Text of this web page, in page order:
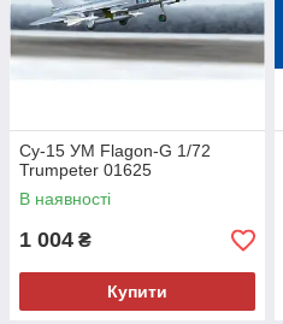
Су-15 УМ Flagon-G 1/72
Trumpeter 01625
В наявності
1 004 ₴
Купити